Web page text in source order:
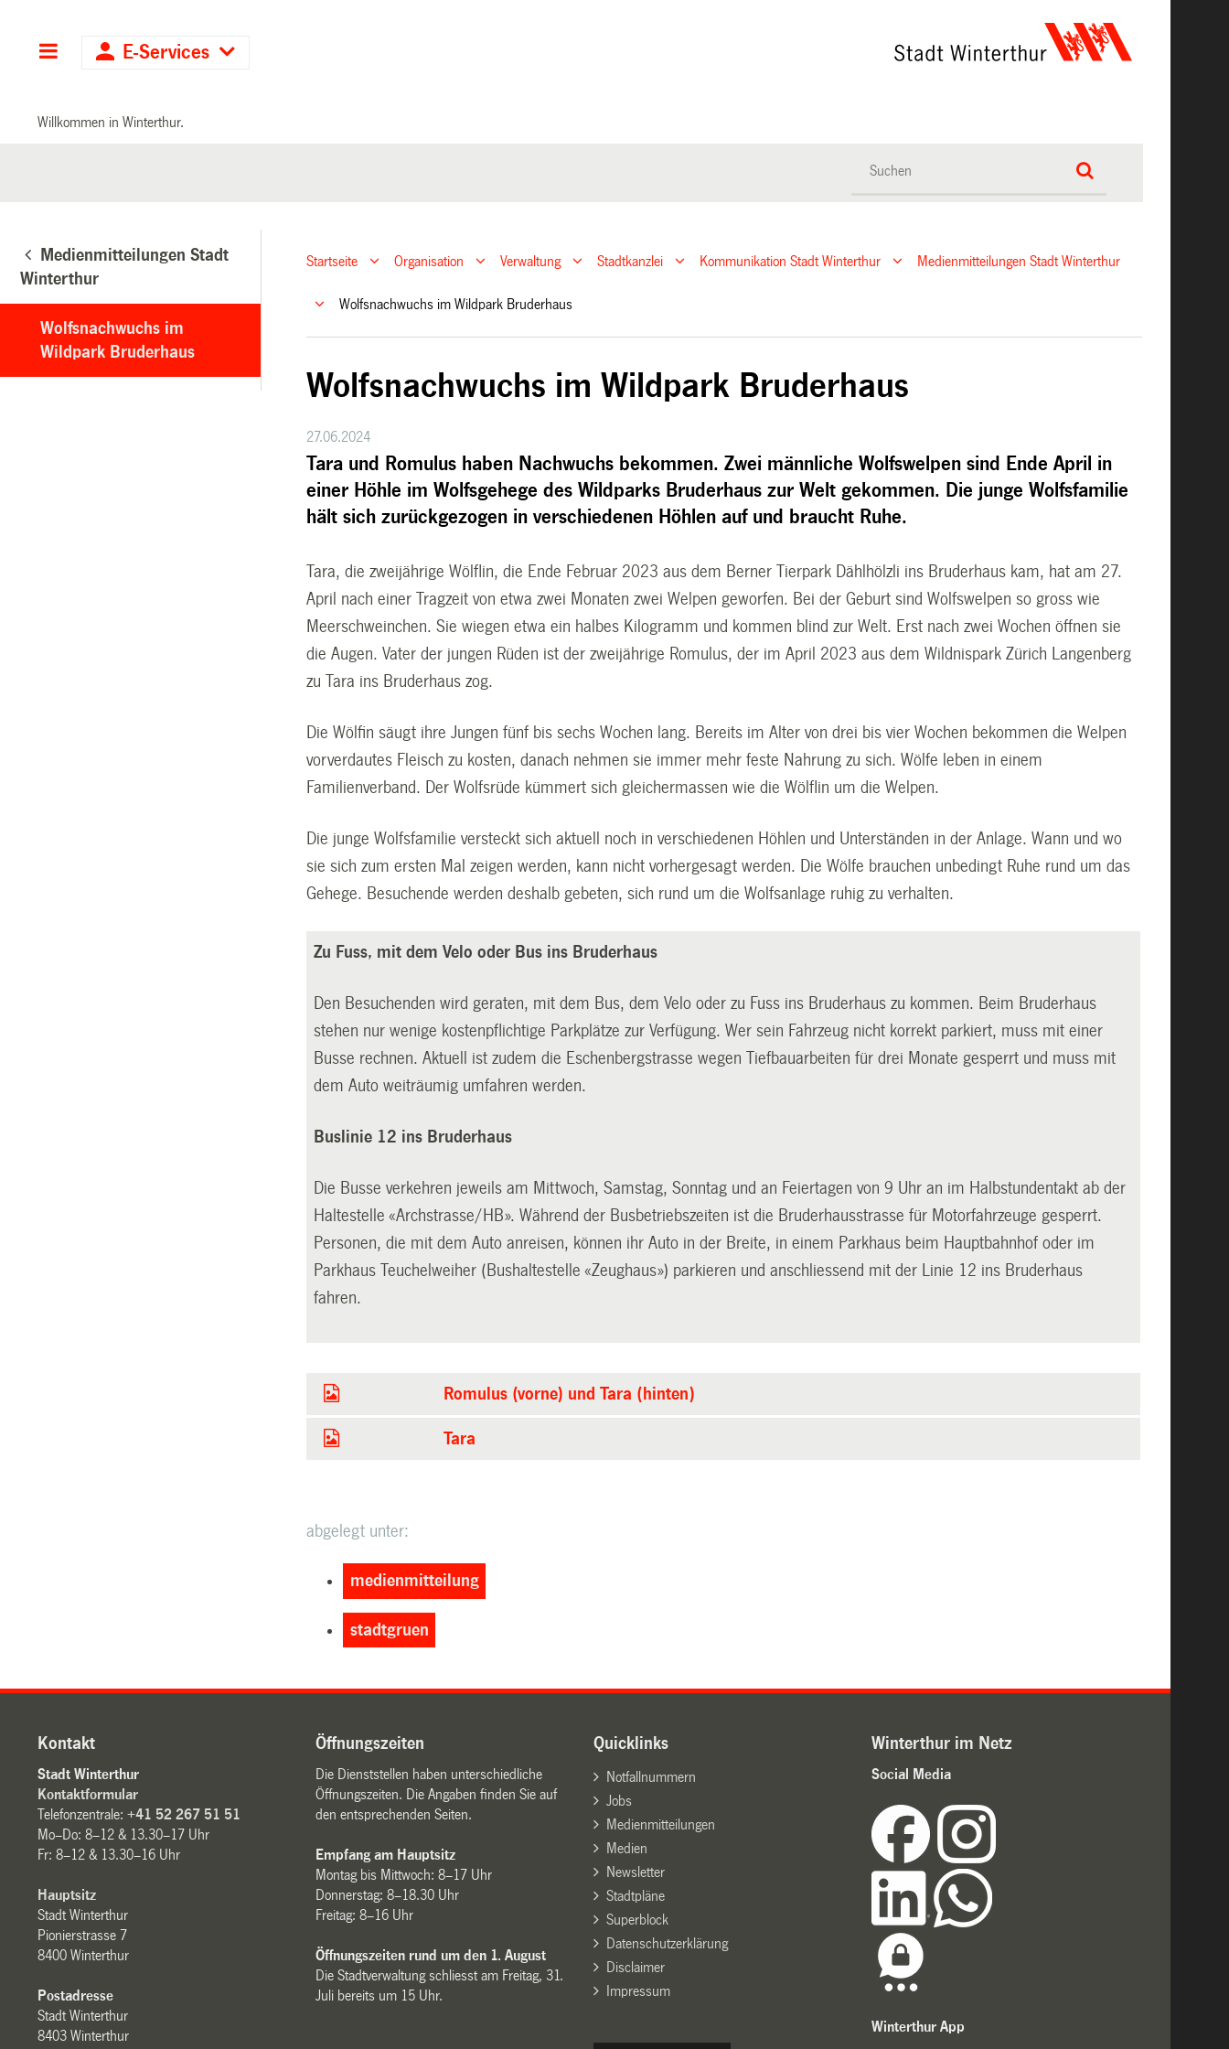
Hauptnavigation
E-Services
Willkommen in Winterthur.
Medienmitteilungen Stadt
Winterthur
Wolfsnachwuchs im
Wildpark Bruderhaus
Startseite Organisation Verwaltung Stadtkanzlei Kommunikation Stadt Winterthur Medienmitteilungen Stadt Winterthur
Wolfsnachwuchs im Wildpark Bruderhaus
Wolfsnachwuchs im Wildpark Bruderhaus
27.06.2024
Tara und Romulus haben Nachwuchs bekommen. Zwei männliche Wolfswelpen sind Ende April in
einer Höhle im Wolfsgehege des Wildparks Bruderhaus zur Welt gekommen. Die junge Wolfsfamilie
hält sich zurückgezogen in verschiedenen Höhlen auf und braucht Ruhe.
Tara, die zweijährige Wölflin, die Ende Februar 2023 aus dem Berner Tierpark Dählhölzli ins Bruderhaus kam, hat am 27.
April nach einer Tragzeit von etwa zwei Monaten zwei Welpen geworfen. Bei der Geburt sind Wolfswelpen so gross wie
Meerschweinchen. Sie wiegen etwa ein halbes Kilogramm und kommen blind zur Welt. Erst nach zwei Wochen öffnen sie
die Augen. Vater der jungen Rüden ist der zweijährige Romulus, der im April 2023 aus dem Wildnispark Zürich Langenberg
zu Tara ins Bruderhaus zog.
Die Wölfin säugt ihre Jungen fünf bis sechs Wochen lang. Bereits im Alter von drei bis vier Wochen bekommen die Welpen
vorverdautes Fleisch zu kosten, danach nehmen sie immer mehr feste Nahrung zu sich. Wölfe leben in einem
Familienverband. Der Wolfsrüde kümmert sich gleichermassen wie die Wölflin um die Welpen.
Die junge Wolfsfamilie versteckt sich aktuell noch in verschiedenen Höhlen und Unterständen in der Anlage. Wann und wo
sie sich zum ersten Mal zeigen werden, kann nicht vorhergesagt werden. Die Wölfe brauchen unbedingt Ruhe rund um das
Gehege. Besuchende werden deshalb gebeten, sich rund um die Wolfsanlage ruhig zu verhalten.
Zu Fuss, mit dem Velo oder Bus ins Bruderhaus
Den Besuchenden wird geraten, mit dem Bus, dem Velo oder zu Fuss ins Bruderhaus zu kommen. Beim Bruderhaus
stehen nur wenige kostenpflichtige Parkplätze zur Verfügung. Wer sein Fahrzeug nicht korrekt parkiert, muss mit einer
Busse rechnen. Aktuell ist zudem die Eschenbergstrasse wegen Tiefbauarbeiten für drei Monate gesperrt und muss mit
dem Auto weiträumig umfahren werden.
Buslinie 12 ins Bruderhaus
Die Busse verkehren jeweils am Mittwoch, Samstag, Sonntag und an Feiertagen von 9 Uhr an im Halbstundentakt ab der
Haltestelle «Archstrasse/HB». Während der Busbetriebszeiten ist die Bruderhausstrasse für Motorfahrzeuge gesperrt.
Personen, die mit dem Auto anreisen, können ihr Auto in der Breite, in einem Parkhaus beim Hauptbahnhof oder im
Parkhaus Teuchelweiher (Bushaltestelle «Zeughaus») parkieren und anschliessend mit der Linie 12 ins Bruderhaus
fahren.
Romulus (vorne) und Tara (hinten)
Tara
abgelegt unter:
medienmitteilung
stadtgruen
Kontakt
Stadt Winterthur
Kontaktformular
Telefonzentrale:+41 52 267 51 51
Mo–Do: 8–12 & 13.30–17 Uhr
Fr: 8–12 & 13.30–16 Uhr
Hauptsitz
Stadt Winterthur
Pionierstrasse 7
8400 Winterthur
Postadresse
Stadt Winterthur
8403 Winterthur
Öffnungszeiten
Die Dienststellen haben unterschiedliche
Öffnungszeiten. Die Angaben finden Sie auf
den entsprechenden Seiten.
Empfang am Hauptsitz
Montag bis Mittwoch: 8–17 Uhr
Donnerstag: 8–18.30 Uhr
Freitag: 8–16 Uhr
Öffnungszeiten rund um den 1. August
Die Stadtverwaltung schliesst am Freitag, 31.
Juli bereits um 15 Uhr.
Quicklinks
Notfallnummern
Jobs
Medienmitteilungen
Medien
Newsletter
Stadtpläne
Superblock
Datenschutzerklärung
Disclaimer
Impressum
Winterthur im Netz
Social Media
Winterthur App